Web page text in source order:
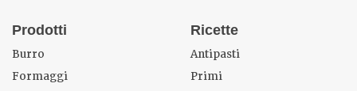
Prodotti
Burro
Formaggi
Ricette
Antipasti
Primi